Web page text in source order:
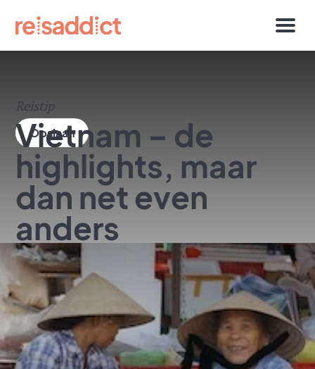
Reistip
Vietnam – de
highlights, maar
dan net even
anders